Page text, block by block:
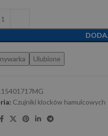
Ulubione
Czujniki klocków hamulcowych